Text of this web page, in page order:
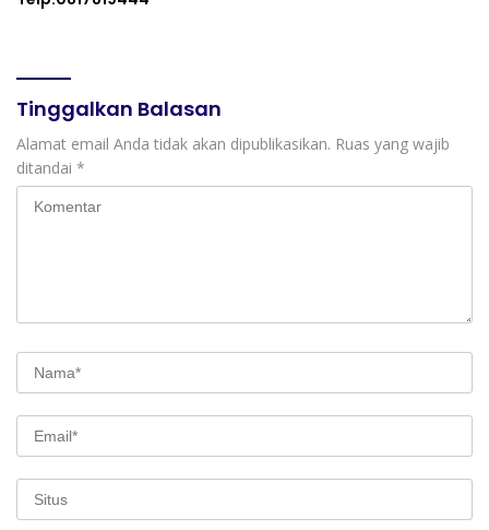
Tinggalkan Balasan
Alamat email Anda tidak akan dipublikasikan. Ruas yang wajib
ditandai *